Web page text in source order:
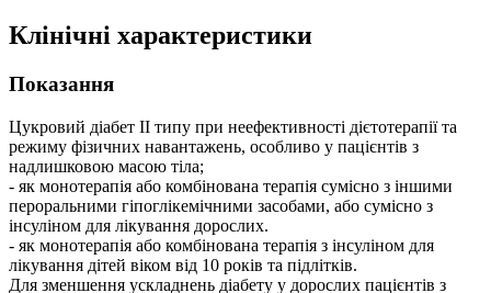
Клінічні характеристики
Показання
Цукровий діабет ІІ типу при неефективності дієтотерапії та
режиму фізичних навантажень, особливо у пацієнтів з
надлишковою масою тіла;
- як монотерапія або комбінована терапія сумісно з іншими
пероральними гіпоглікемічними засобами, або сумісно з
інсуліном для лікування дорослих.
- як монотерапія або комбінована терапія з інсуліном для
лікування дітей віком від 10 років та підлітків.
Для зменшення ускладнень діабету у дорослих пацієнтів з